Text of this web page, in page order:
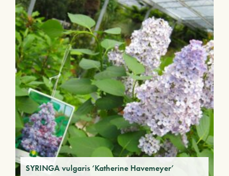
SYRINGA vulgaris ‘Katherine Havemeyer’